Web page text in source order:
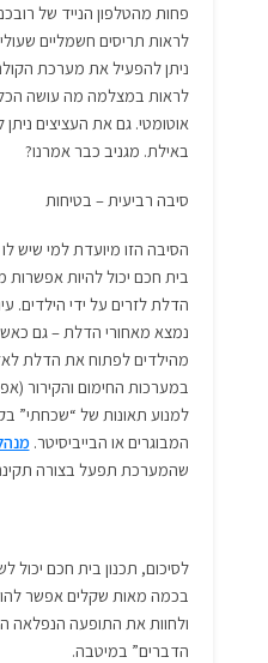
פחות מהטלפון הנייד של
לראות תריסים חשמליים
ניתן להפעיל את מערכת
לראות במצלמה מה עושה
אוטומטי. גם את העציצים
באילת. מגניב כבר אמרנו?
סיבה רביעית – בטיחות
הסיבה הזו מיועדת למי שיש
בית חכם יכול להיות
הדלת לזרים על ידי הילדים.
נמצא מאחורי הדלת – גם
מהילדים לפתוח את הדלת
במערכות החימום והקירור
למנוע תאונות של “שכחתי”
המבוגרים או הבייביסיטר.
שהמערכת תפעל בצורה
לסיכום, תכנון בית חכם יכול
בכמה מאות שקלים אפשר
ולחוות את התופעה הנפלאה
הדברים” במיטבה.